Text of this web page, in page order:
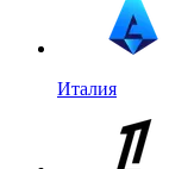
Италия